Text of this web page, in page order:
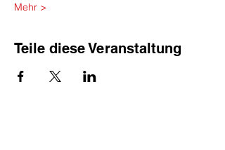
Mehr >
Teile diese Veranstaltung